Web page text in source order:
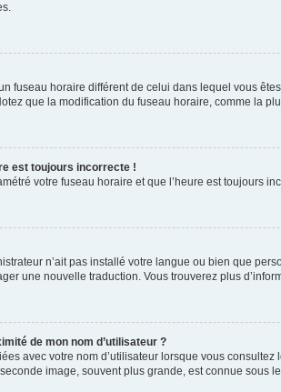
fuseau horaire différent de celui dans lequel vous
que la modification du fuseau horaire, comme la
est toujours incorrecte !
votre fuseau horaire et que l’heure est toujours
n’ait pas installé votre langue ou bien que
une nouvelle traduction. Vous trouverez plus
de mon nom d’utilisateur ?
avec votre nom d’utilisateur lorsque vous
image, souvent plus grande, est connue sous